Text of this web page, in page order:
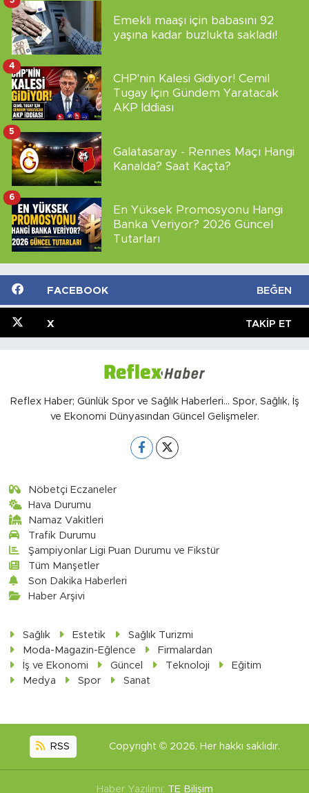
Emekli maaşı için babasını 92
yaşına kadar buzlukta sakladı!
CHP'nin Kalesi Gidiyor! Cemil
Tugay İçin Gündem Yaratacak
AKP İddiası
4
Galatasaray - Rennes Maçı Hangi
Kanalda? Saat Kaçta?
5
En Yüksek Promosyonu Hangi
Banka Veriyor? 2026 Güncel
Tutarları
6
FACEBOOK BEĞEN
X TAKIP ET
Reflex Haber; Günlük Spor ve Sağlık Haberleri... Spor, Sağlık, İş
ve Ekonomi Dünyasından Güncel Gelişmeler.
Nöbetçi Eczaneler
Hava Durumu
Namaz Vakitleri
Trafik Durumu
Şampiyonlar Ligi Puan Durumu ve Fikstür
Tüm Manşetler
Son Dakika Haberleri
Haber Arşivi
Sağlık Estetik
Sağlık Turizmi
Moda-Magazin-Eğlence
Firmalardan
İş ve Ekonomi
Güncel Teknoloji
Eğitim
Medya
Spor Sanat
RSS Copyright © 2026. Her hakkı saklıdır.
Haber Yazılımı: TE Bilişim